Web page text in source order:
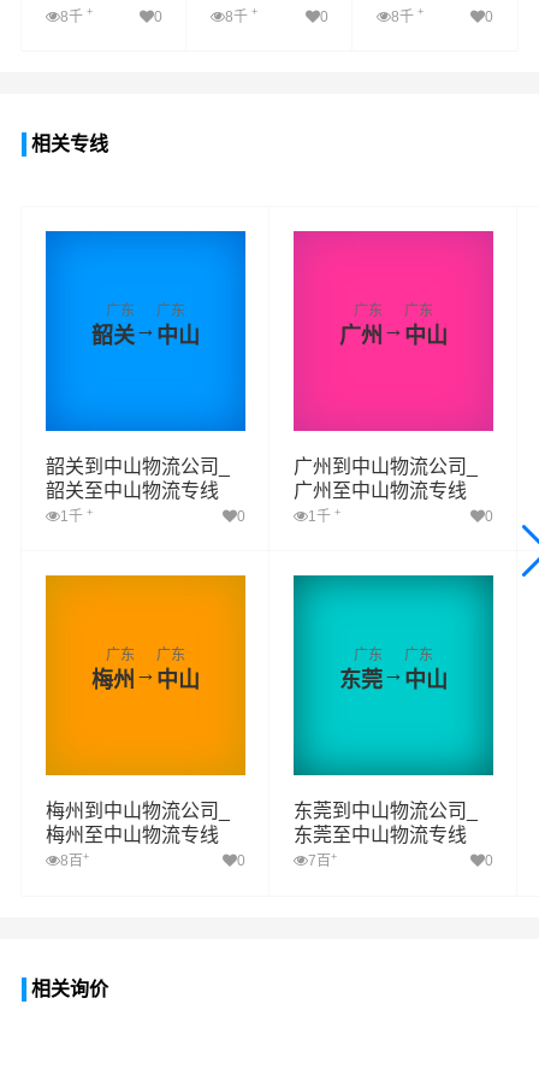
8千 + 0 8千+ 0 8千 + 0
相关专线
广东
韶关→
广东
中山
韶关到中山物流公司_
韶关至中山物流专线
1千 + 0
广东
广州 →
广东
中山
广州到中山物流公司_
广州至中山物流专线
1千 + 0
广东
梅州 →
广东
中山
梅州到中山物流公司_
梅州至中山物流专线
8百 + 0
广东
东莞→
广东
中山
东莞到中山物流公司_
东莞至中山物流专线
7百 + 0
相关询价